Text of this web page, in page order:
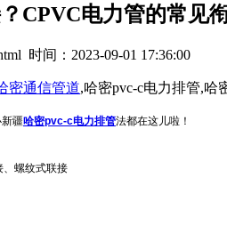
CPVC电力管的常见
时间：2023-09-01 17:36:00
密通信管道,哈密pvc-c电力排管,哈
新疆哈密pvc-c电力排管法都在这儿啦！
、螺纹式联接